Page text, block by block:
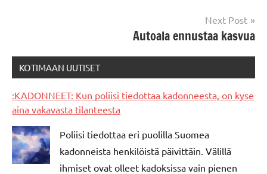
Next Post
Autoala ennustaa kasvua
KOTIMAAN UUTISET
:KADONNEET: Kun poliisi tiedottaa kadonneesta, on kyse
aina vakavasta tilanteesta
Poliisi tiedottaa eri puolilla Suomea
kadonneista henkilöistä päivittäin. Välillä
ihmiset ovat olleet kadoksissa vain pienen